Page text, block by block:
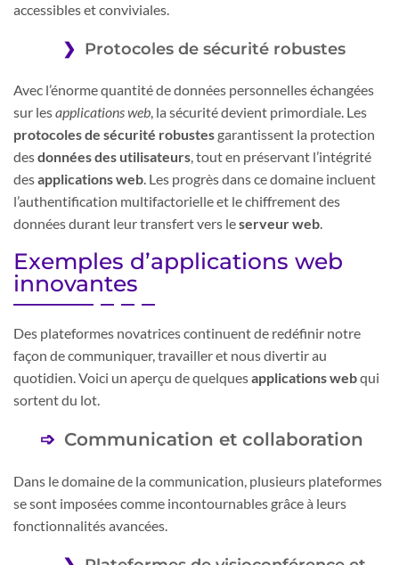
accessibles et conviviales.
Protocoles de sécurité robustes
Avec l’énorme quantité de données personnelles échangées
sur lesapplications web, la sécurité devient primordiale. Les
protocoles de sécurité robustes garantissent la protection
desdonnées des utilisateurs, tout en préservant l’intégrité
desapplications web. Les progrès dans ce domaine incluent
l’authentification multifactorielle et le chiffrement des
données durant leur transfert vers leserveur web.
Exemples d’applications web
innovantes
Des plateformes novatrices continuent de redéfinir notre
façon de communiquer, travailler et nous divertir au
quotidien. Voici un aperçu de quelquesapplications webqui
sortent du lot.
Communication et collaboration
Dans le domaine de la communication, plusieurs plateformes
se sont imposées comme incontournables grâce à leurs
fonctionnalités avancées.